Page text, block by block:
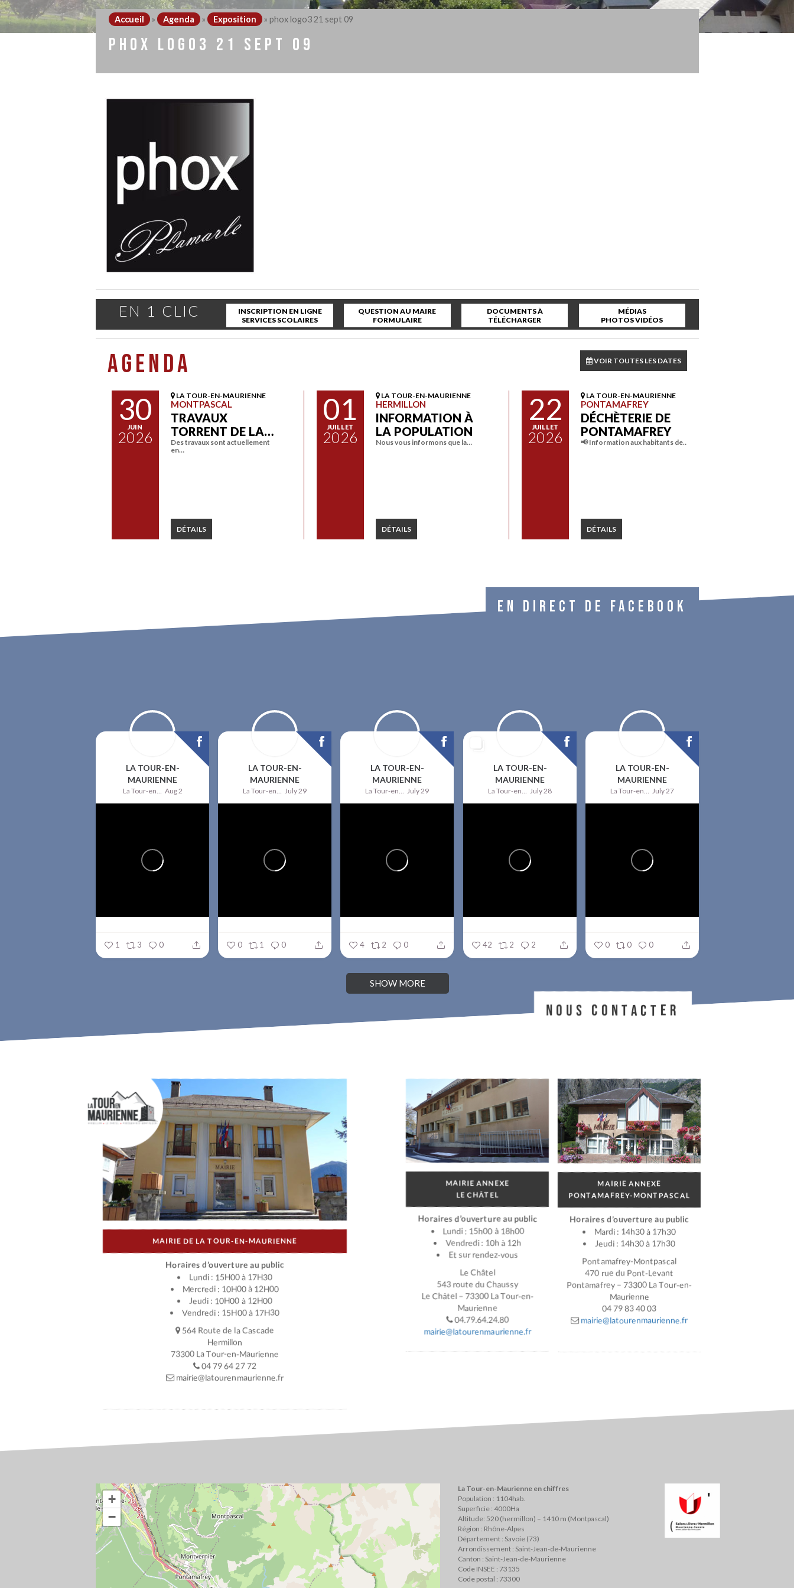
Accueil » Agenda » Exposition » phox logo3 21 sept 09
PHOX LOGO3 21 SEPT 09
EN 1 CLIC
INSCRIPTION EN LIGNE
SERVICES SCOLAIRES
QUESTION AU MAIRE
FORMULAIRE
DOCUMENTS À
TÉLÉCHARGER
MÉDIAS
PHOTOS VIDÉOS
AGENDA VOIR TOUTES LES DATES
30
JUIN
2026
LA TOUR-EN-MAURIENNE
MONTPASCAL
TRAVAUX
TORRENT DE LA…
Des travaux sont actuellement
en…
DÉTAILS
01
JUILLET
2026
LA TOUR-EN-MAURIENNE
HERMILLON
INFORMATION À
LA POPULATION
Nous vous informons que la…
DÉTAILS
22
JUILLET
2026
LA TOUR-EN-MAURIENNE
PONTAMAFREY
DÉCHÈTERIE DE
PONTAMAFREY
📢 Information aux habitants de…
DÉTAILS
EN DIRECT DE FACEBOOK
LA TOUR-EN-
MAURIENNE
Aug 2
1 3 0
LA TOUR-EN-
MAURIENNE
July 29
0 1 0
LA TOUR-EN-
MAURIENNE
July 29
4 2 0
LA TOUR-EN-
MAURIENNE
July 28
42 2 2
LA TOUR-EN-
MAURIENNE
July 27
0 0 0
SHOW MORE
NOUS CONTACTER
MAIRIE DE LA TOUR-EN-MAURIENNE
Horaires d’ouverture au public
Lundi : 15H00 à 17H30
Mercredi : 10H00 à 12H00
Jeudi : 10H00 à 12H00
Vendredi : 15H00 à 17H30
564 Route de la Cascade
Hermillon
73300 La Tour-en-Maurienne
04 79 64 27 72
mairie@latourenmaurienne.fr
MAIRIE ANNEXE
LE CHÂTEL
Horaires d’ouverture au public
Lundi : 15h00 à 18h00
Vendredi : 10h à 12h
Et sur rendez-vous
Le Châtel
543 route du Chaussy
Le Châtel – 73300 La Tour-en-
Maurienne
04.79.64.24.80
mairie@latourenmaurienne.fr
MAIRIE ANNEXE
PONTAMAFREY-MONTPASCAL
Horaires d’ouverture au public
Mardi : 14h30 à 17h30
Jeudi : 14h30 à 17h30
Pontamafrey-Montpascal
470 rue du Pont-Levant
Pontamafrey – 73300 La Tour-en-
Maurienne
04 79 83 40 03
mairie@latourenmaurienne.fr
+
−
La Tour-en-Maurienne en chiffres
Population : 1104hab.
Superficie : 4000Ha
Altitude: 520 (hermillon) – 1410 m (Montpascal)
Région : Rhône-Alpes
Département : Savoie (73)
Arrondissement : Saint-Jean-de-Maurienne
Canton : Saint-Jean-de-Maurienne
Code INSEE : 73135
Code postal : 73300